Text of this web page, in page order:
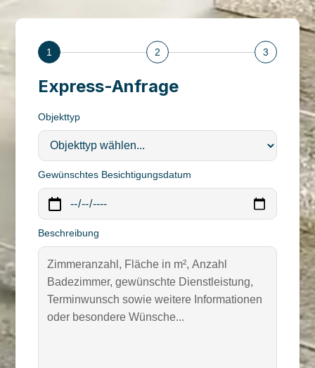
1 2 3
Express-Anfrage
Objekttyp
Gewünschtes Besichtigungsdatum
Beschreibung